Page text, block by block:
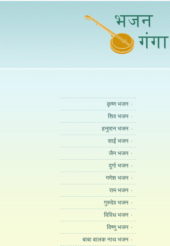
कृष्ण भजन
शिव भजन
हनुमान भजन
साईं भजन
जैन भजन
दुर्गा भजन
गणेश भजन
राम भजन
गुरुदेव भजन
विविध भजन
विष्णु भजन
बाबा बालक नाथ भजन